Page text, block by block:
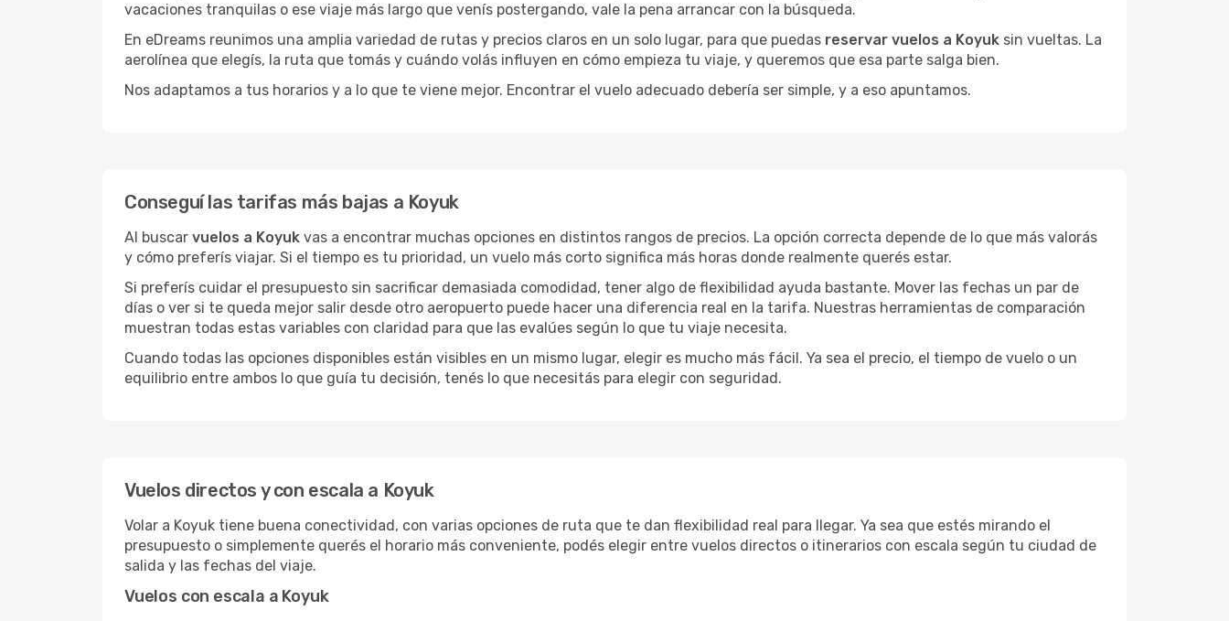
vacaciones tranquilas o ese viaje más largo que venís postergando, vale la pena arrancar con la búsqueda.
En eDreams reunimos una amplia variedad de rutas y precios claros en un solo lugar, para que puedas reservar vuelos a Koyuk sin vueltas. La
aerolínea que elegís, la ruta que tomás y cuándo volás influyen en cómo empieza tu viaje, y queremos que esa parte salga bien.
Nos adaptamos a tus horarios y a lo que te viene mejor. Encontrar el vuelo adecuado debería ser simple, y a eso apuntamos.
Conseguí las tarifas más bajas a Koyuk
Al buscar vuelos a Koyuk vas a encontrar muchas opciones en distintos rangos de precios. La opción correcta depende de lo que más valorás
y cómo preferís viajar. Si el tiempo es tu prioridad, un vuelo más corto significa más horas donde realmente querés estar.
Si preferís cuidar el presupuesto sin sacrificar demasiada comodidad, tener algo de flexibilidad ayuda bastante. Mover las fechas un par de
días o ver si te queda mejor salir desde otro aeropuerto puede hacer una diferencia real en la tarifa. Nuestras herramientas de comparación
muestran todas estas variables con claridad para que las evalúes según lo que tu viaje necesita.
Cuando todas las opciones disponibles están visibles en un mismo lugar, elegir es mucho más fácil. Ya sea el precio, el tiempo de vuelo o un
equilibrio entre ambos lo que guía tu decisión, tenés lo que necesitás para elegir con seguridad.
Vuelos directos y con escala a Koyuk
Volar a Koyuk tiene buena conectividad, con varias opciones de ruta que te dan flexibilidad real para llegar. Ya sea que estés mirando el
presupuesto o simplemente querés el horario más conveniente, podés elegir entre vuelos directos o itinerarios con escala según tu ciudad de
salida y las fechas del viaje.
Vuelos con escala a Koyuk